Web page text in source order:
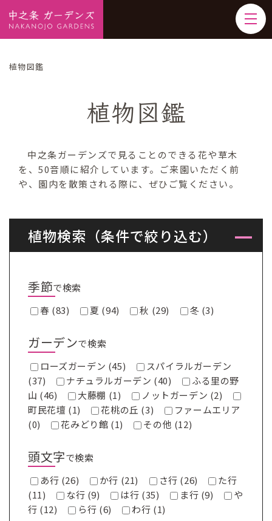
植物図鑑
植物図鑑
中之条ガーデンズで見ることのできる花や草木
を、50音順に紹介しています。ご来園いただく前
や、園内を散策される際に、ぜひご覧ください。
植物検索（条件で絞り込む）
季節で検索
春 (83)
夏 (94) 秋 (29) 冬 (3)
ガーデンで検索
ローズガーデン (45)
スパイラルガーデン
(37)
ナチュラルガーデン (40)
ふる里の野
山 (46)
大藤棚 (1)
ノットガーデン (2)
町民花壇 (1)
花桃の丘 (3)
ファームエリア
(0)
花みどり館 (1) その他 (12)
頭文字で検索
あ行 (26)
か行 (21) さ行 (26)
た行
(11)
な行 (9) は行 (35) ま行 (9)
や
行 (12)
ら行 (6) わ行 (1)